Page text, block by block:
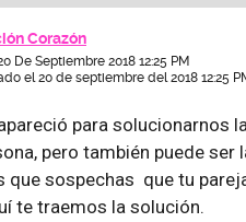
Corazón
De Septiembre 2018 12:25 PM
el 20 de septiembre del 2018 12:25
para solucionarnos
pero también puede ser
que sospechas que tu
te traemos la solución.